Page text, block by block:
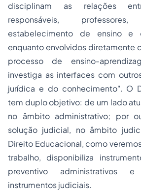
disciplinam as relações
responsáveis, professores,
estabelecimento de ensino e
enquanto envolvidos diretamente
processo de ensino-
investiga as interfaces com
jurídica e do conhecimento". O
tem duplo objetivo: de um lado
no âmbito administrativo; por
solução judicial, no âmbito
Direito Educacional, como
trabalho, disponibiliza
preventivo administrativos
instrumentos judiciais.